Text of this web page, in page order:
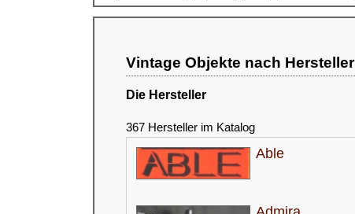
Vintage Objekte nach Hersteller
Die Hersteller
367 Hersteller im Katalog
Able